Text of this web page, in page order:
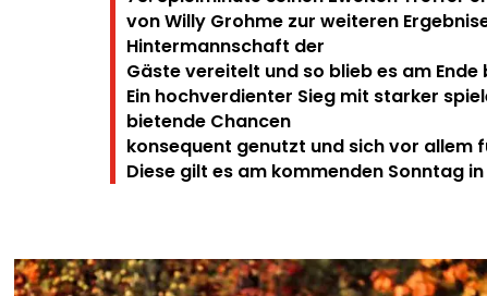
von Willy Grohme zur weiteren
Hintermannschaft der
Gäste vereitelt und so blieb es am Ende
Ein hochverdienter Sieg mit starker
bietende Chancen
konsequent genutzt und sich vor allem
Diese gilt es am kommenden Sonntag